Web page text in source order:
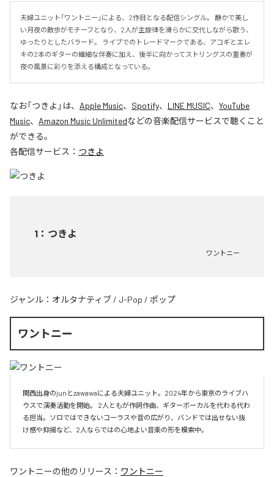
夫婦ユニット「ワントニー」による、2作目となる配信シングル。 静かで美し
い月夜の散歩がモチーフとなり、2人が主旋律を滑らかに交代しながら歌う、
ゆったりとしたバラード。 ライブでのトレードマークである、アコギとエレ
キの2本のギターの繊細な伴奏に加え、後半に向かってストリングスの重奏が
夜の風景に彩りを添える構成となっている。
なお「つきよ 」は、 Apple Music、 Spotify、 LINE MUSIC、 YouTube
Music、 Amazon Music Unlimitedなどの音楽配信サービスで聴くこと
ができる。
各配信サービス： つきよ
1 ： つきよ
ワントニー
ジャンル： オルタナティブ / J-Pop / ポップ
ワントニー
関西出身のjunとzawawaによる夫婦ユニット。2024年から東京のライブハ
ウスで演奏活動を開始。 2人ともが作詞作曲、ギターボーカルを代わる代わ
る担当。ソロではできないコーラスや音の広がり、バンドでは出せない抜
け感や抑揚など、2人ならではの心地よい音楽の形を模索中。
ワントニーの他のリリース： ワントニー